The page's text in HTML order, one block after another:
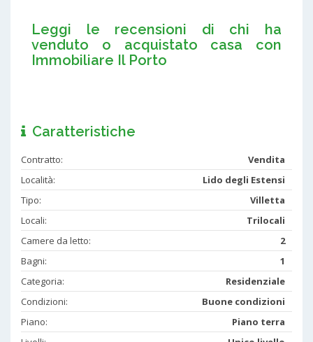
Leggi le recensioni di chi ha
venduto o acquistato casa con
Immobiliare Il Porto
Caratteristiche
Contratto:
Vendita
Località:
Lido degli Estensi
Tipo:
Villetta
Locali:
Trilocali
Camere da letto:
2
Bagni:
1
Categoria:
Residenziale
Condizioni:
Buone condizioni
Piano:
Piano terra